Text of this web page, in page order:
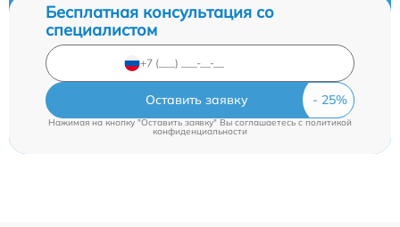
Бесплатная консультация со
специалистом
Оставить заявку
Нажимая на кнопку "Оставить заявку" Вы соглашаетесь cполитикой
конфиденциальности